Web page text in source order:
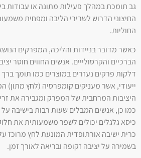
גב תומכת במהלך פעילות מתונה או עבודות
החיצוני הדרוש לשרירי הליבה ומפחית
החוליות.
כאשר מדובר בניידות והליכה, המפרקים
הברכיים והקרסולייים. אנשים החווים חוסר
דלקות פרקים נעזרים במוצרים כמו תומך
ייעודי, אשר מעניקים קומפרסיה (לחץ
היציבות המרחבית של המפרק ומגבירה את
כמו כן, אנשים המבלים שעות רבות בישיבה
כיסא גלגלים יכולים לשפר משמעותית את
כרית ישיבה אורתופדית המונעת לחץ מרוכז
בשמירה על יציבה זקופה ובריאה לאורך זמן.